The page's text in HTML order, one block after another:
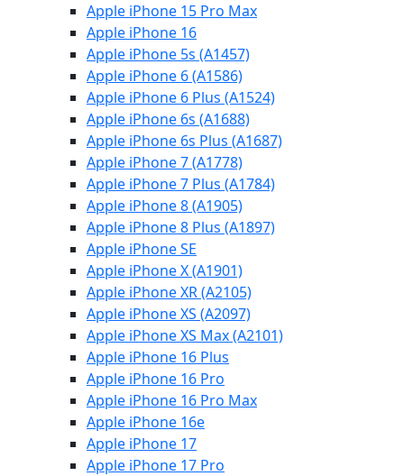
Apple iPhone 15 Pro Max
Apple iPhone 16
Apple iPhone 5s (A1457)
Apple iPhone 6 (A1586)
Apple iPhone 6 Plus (A1524)
Apple iPhone 6s (A1688)
Apple iPhone 6s Plus (A1687)
Apple iPhone 7 (A1778)
Apple iPhone 7 Plus (A1784)
Apple iPhone 8 (A1905)
Apple iPhone 8 Plus (A1897)
Apple iPhone SE
Apple iPhone X (A1901)
Apple iPhone XR (A2105)
Apple iPhone XS (A2097)
Apple iPhone XS Max (A2101)
Apple iPhone 16 Plus
Apple iPhone 16 Pro
Apple iPhone 16 Pro Max
Apple iPhone 16e
Apple iPhone 17
Apple iPhone 17 Pro